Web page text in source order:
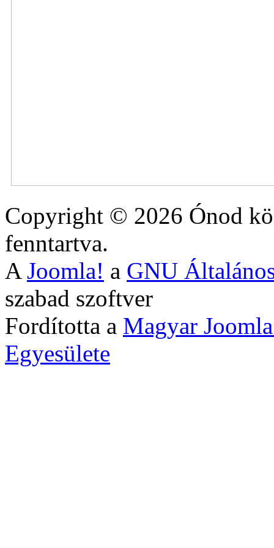
Copyright © 2026 Ónod
fenntartva.
A Joomla! a GNU
szabad szoftver
Fordította a Magyar
Egyesülete